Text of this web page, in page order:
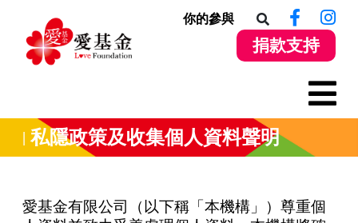
你的參與
捐款支持
私隱政策及收集個人資料聲明
愛基金有限公司（以下稱「本機構」）尊重個